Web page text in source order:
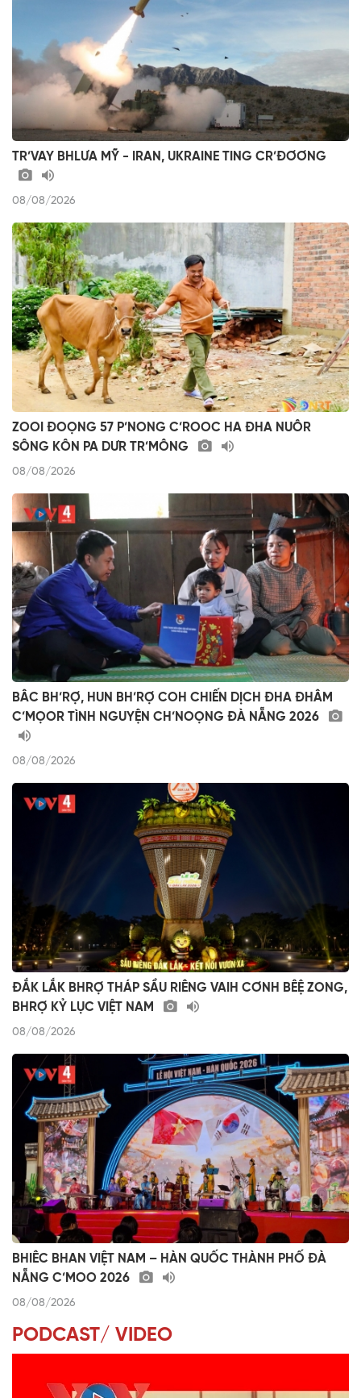
TR’VAY BHLƯA MỸ - IRAN, UKRAINE TING CR’ĐƠƠNG
08/08/2026
ZOOI ĐOỌNG 57 P’NONG C’ROOC HA ĐHA NUÔR
SÔNG KÔN PA DƯR TR’MÔNG
08/08/2026
BÂC BH’RỢ, HUN BH’RỢ COH CHIẾN DỊCH ĐHA ĐHÂM
C’MỌOR TÌNH NGUYỆN CH’NOỌNG ĐÀ NẴNG 2026
08/08/2026
ĐẮK LẮK BHRỢ THÁP SẦU RIÊNG VAIH CƠNH BÊỆ ZONG,
BHRỢ KỶ LỤC VIỆT NAM
08/08/2026
BHIÊC BHAN VIỆT NAM – HÀN QUỐC THÀNH PHỐ ĐÀ
NẴNG C’MOO 2026
08/08/2026
PODCAST/ VIDEO